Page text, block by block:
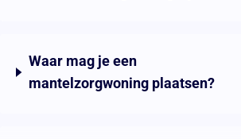
Waar mag je een
mantelzorgwoning plaatsen?